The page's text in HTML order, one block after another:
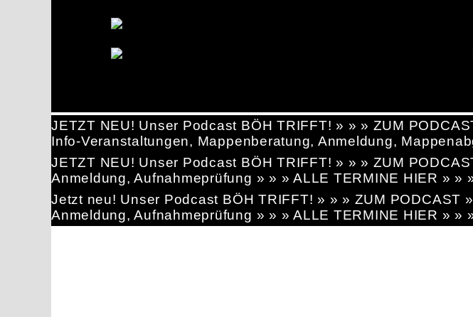
JETZT NEU! Unser Podcast BÖH TRIFFT! » » » ZUM
Info-Veranstaltungen, Mappenberatung, Anmeldung,
JETZT NEU! Unser Podcast BÖH TRIFFT! » » » ZUM
Anmeldung, Aufnahmeprüfung » » » ALLE TERMINE HIER » »
Jetzt neu! Unser Podcast BÖH TRIFFT! » » » ZUM PODCAST
Anmeldung, Aufnahmeprüfung » » » ALLE TERMINE HIER » »